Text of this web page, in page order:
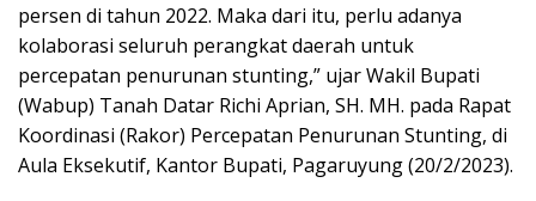
persen di tahun 2022. Maka dari itu, perlu adanya
kolaborasi seluruh perangkat daerah untuk
percepatan penurunan stunting,” ujar Wakil Bupati
(Wabup) Tanah Datar Richi Aprian, SH. MH. pada Rapat
Koordinasi (Rakor) Percepatan Penurunan Stunting, di
Aula Eksekutif, Kantor Bupati, Pagaruyung (20/2/2023).